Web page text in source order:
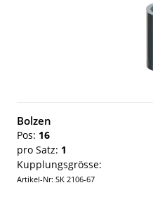
Bolzen
Pos: 16
pro Satz: 1
Kupplungsgrösse:
Artikel-Nr: SK 2106-67